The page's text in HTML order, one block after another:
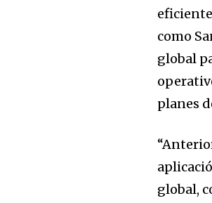
Join
of
como
global
planes
global,